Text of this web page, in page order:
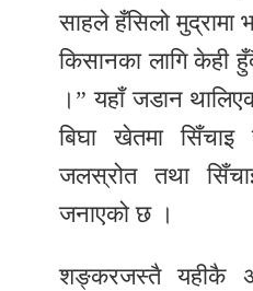
साहले हँसिलो मुद्रामा
किसानका लागि
।” यहाँ जडान
बिघा खेतमा सिँचाइ
जलस्रोत तथा
जनाएको छ ।
शङ्करजस्तै यहीकै